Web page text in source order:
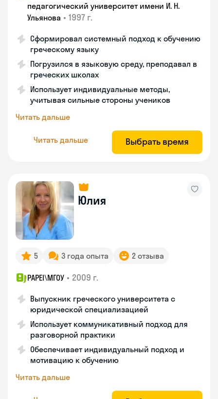
педагогический университет имени И. Н.
Ульянова • 1997 г.
Сформировал системный подход к обучению
греческому языку
Погрузился в языковую среду, преподавал в
греческих школах
Использует индивидуальные методы,
учитывая сильные стороны учеников
Читать дальше
Читать дальше Выбрать время
Юлия
5 3 года опыта 2 отзыва
PAPEI\MГОУ • 2009 г.
Выпускник греческого университета с
юридической специализацией
Использует коммуникативный подход для
разговорной практики
Обеспечивает индивидуальный подход и
мотивацию к обучению
Читать дальше